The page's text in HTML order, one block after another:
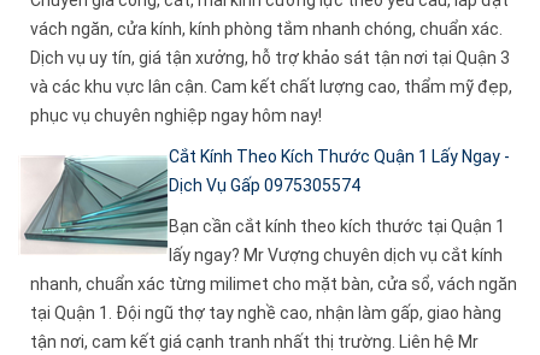
vách ngăn, cửa kính, kính phòng tắm nhanh chóng, chuẩn xác.
Dịch vụ uy tín, giá tận xưởng, hỗ trợ khảo sát tận nơi tại Quận 3
và các khu vực lân cận. Cam kết chất lượng cao, thẩm mỹ đẹp,
phục vụ chuyên nghiệp ngay hôm nay!
Cắt Kính Theo Kích Thước Quận 1 Lấy Ngay -
Dịch Vụ Gấp 0975305574
Bạn cần cắt kính theo kích thước tại Quận 1
lấy ngay? Mr Vượng chuyên dịch vụ cắt kính
nhanh, chuẩn xác từng milimet cho mặt bàn, cửa sổ, vách ngăn
tại Quận 1. Đội ngũ thợ tay nghề cao, nhận làm gấp, giao hàng
tận nơi, cam kết giá cạnh tranh nhất thị trường. Liên hệ Mr